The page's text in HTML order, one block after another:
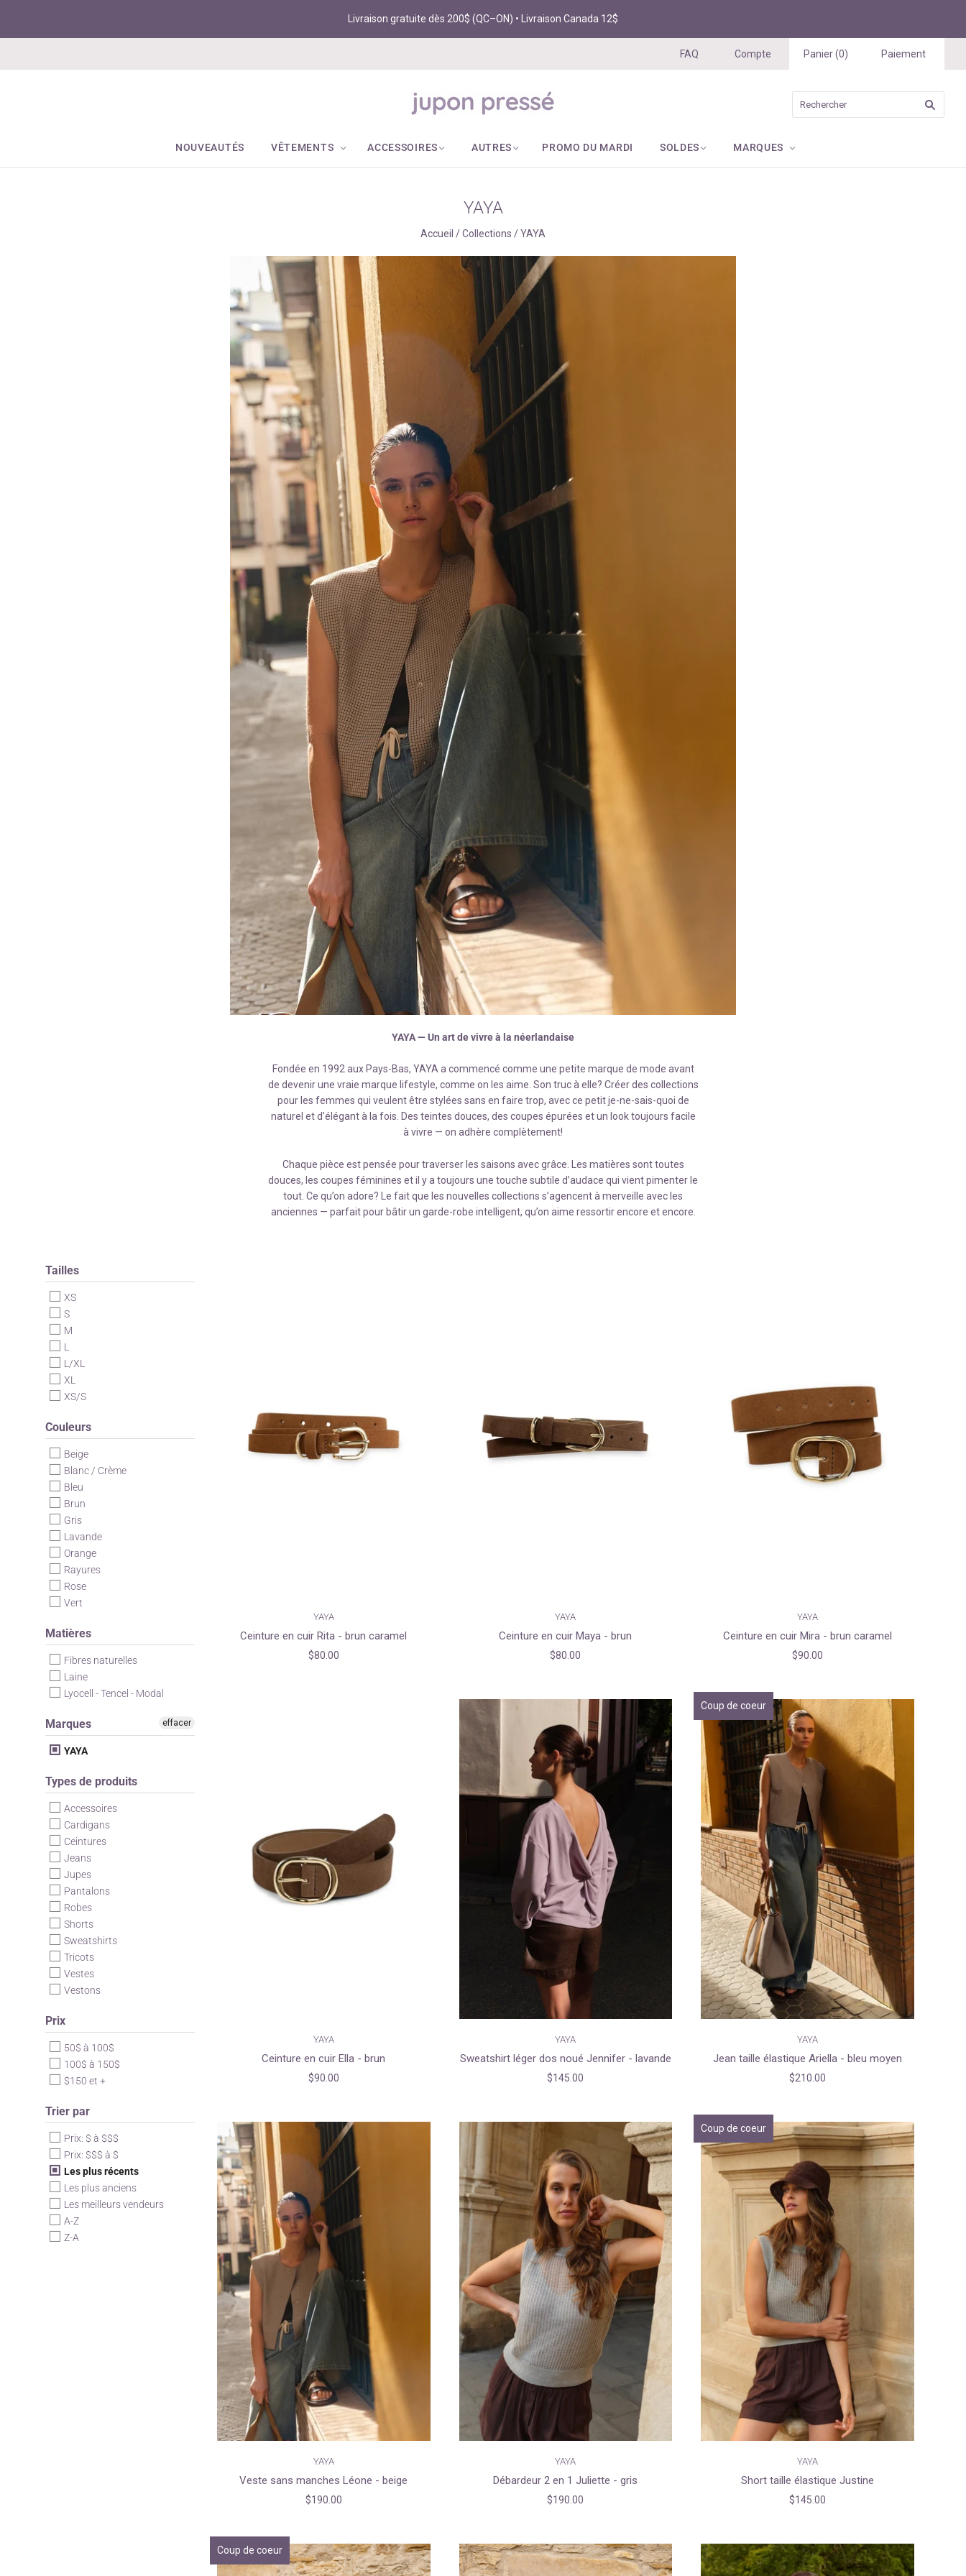
Livraison gratuite dès 200$ (QC–ON) • Livraison Canada 12$
FAQ Compte Panier(0) Paiement
NOUVEAUTÉS VÊTEMENTS ACCESSOIRES AUTRES PROMO DU MARDI SOLDES MARQUES
YAYA
Accueil /Collections /YAYA
YAYA — Un art de vivre à la néerlandaise
Fondée en 1992 aux Pays-Bas, YAYA a commencé comme une petite marque de mode avant
de devenir une vraie marque lifestyle, comme on les aime. Son truc à elle? Créer des collections
pour les femmes qui veulent être stylées sans en faire trop, avec ce petit je-ne-sais-quoi de
naturel et d’élégant à la fois. Des teintes douces, des coupes épurées et un look toujours facile
à vivre — on adhère complètement!
Chaque pièce est pensée pour traverser les saisons avec grâce. Les matières sont toutes
douces, les coupes féminines et il y a toujours une touche subtile d’audace qui vient pimenter le
tout. Ce qu’on adore? Le fait que les nouvelles collections s’agencent à merveille avec les
anciennes — parfait pour bâtir un garde-robe intelligent, qu’on aime ressortir encore et encore.
Tailles
XS
S
M
L
L/XL
XL
XS/S
Couleurs
Beige
Blanc / Crème
Bleu
Brun
Gris
Lavande
Orange
Rayures
Rose
Vert
Matières
Fibres naturelles
Laine
Lyocell - Tencel - Modal
Marques
YAYA
effacer
Types de produits
Accessoires
Cardigans
Ceintures
Jeans
Jupes
Pantalons
Robes
Shorts
Sweatshirts
Tricots
Vestes
Vestons
Prix
50$ à 100$
100$ à 150$
$150 et +
Trier par
Prix: $ à $$$
Prix: $$$ à $
Les plus récents
Les plus anciens
Les meilleurs vendeurs
A-Z
Z-A
YAYA
Ceinture en cuir Rita - brun caramel
$80.00
YAYA
Ceinture en cuir Maya - brun
$80.00
YAYA
Ceinture en cuir Mira - brun caramel
$90.00
YAYA
Ceinture en cuir Ella - brun
$90.00
YAYA
Sweatshirt léger dos noué Jennifer - lavande
$145.00
Coup de coeur
YAYA
Jean taille élastique Ariella - bleu moyen
$210.00
YAYA
Veste sans manches Léone - beige
$190.00
YAYA
Débardeur 2 en 1 Juliette - gris
$190.00
Coup de coeur
YAYA
Short taille élastique Justine
$145.00
Coup de coeur